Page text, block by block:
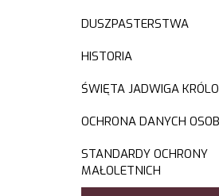
DUSZPASTERSTWA
HISTORIA
ŚWIĘTA JADWIGA
OCHRONA DANYCH
STANDARDY OCHRONY
MAŁOLETNICH